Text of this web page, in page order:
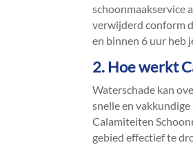
schoonmaakservice
verwijderd conform
en binnen 6 uur heb
2.​ Hoe werkt
Waterschade kan
snelle en
Calamiteiten
gebied effectief te